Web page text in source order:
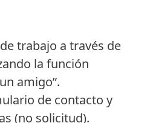
trabajo a través de
la función
amigo”.
de contacto y
(no solicitud).